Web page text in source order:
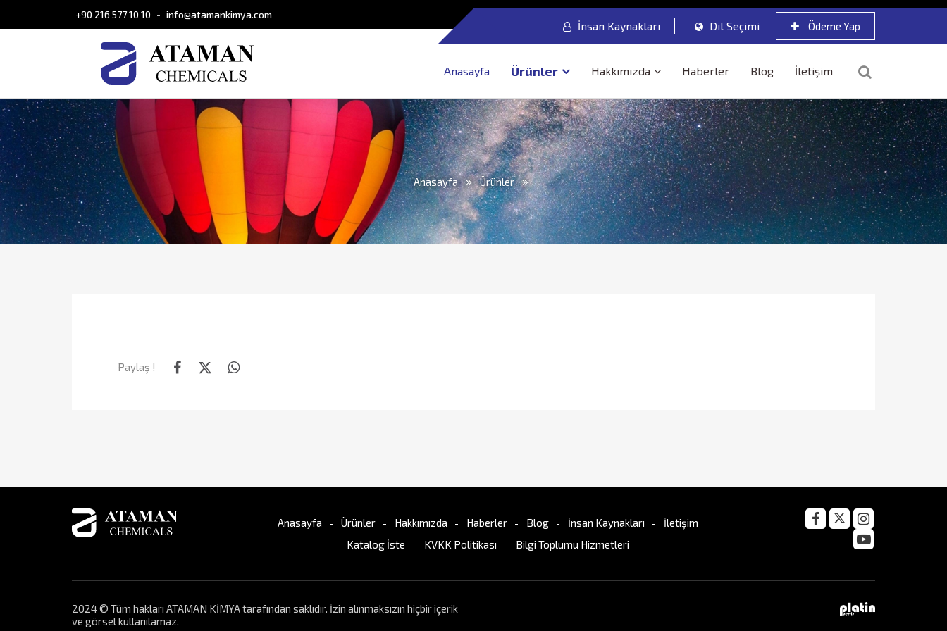
+90 216 577 10 10 - info@atamankimya.com
İnsan Kaynakları Dil Seçimi Ödeme Yap
Anasayfa Ürünler Hakkımızda Haberler Blog İletişim
Anasayfa Ürünler
Paylaş !
Anasayfa Ürünler Hakkımızda Haberler Blog İnsan Kaynakları
İletişim
Katalog İste
KVKK Politikası Bilgi Toplumu Hizmetleri
2024 © Tüm hakları ATAMAN KİMYA tarafından saklıdır. İzin alınmaksızın hiçbir içerik
ve görsel kullanılamaz.